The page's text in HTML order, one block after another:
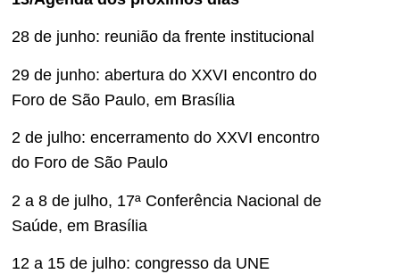
28 de junho: reunião da frente institucional
29 de junho: abertura do XXVI encontro do
Foro de São Paulo, em Brasília
2 de julho: encerramento do XXVI encontro
do Foro de São Paulo
2 a 8 de julho, 17ª Conferência Nacional de
Saúde, em Brasília
12 a 15 de julho: congresso da UNE